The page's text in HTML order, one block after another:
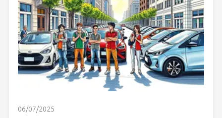
06/07/2025